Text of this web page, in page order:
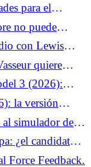
para el
no puede
Gasly
con Lewis
su sueño de
quiere
Charles
3 (2026):
que el Tesla
a una nueva
en... Prueba
la versión
en Le Mans
simulador de
¿el candidato a
Force Feedback.